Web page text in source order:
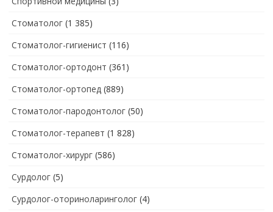
Стоматолог (1 385)
Стоматолог-гигиенист (116)
Стоматолог-ортодонт (361)
Стоматолог-ортопед (889)
Стоматолог-пародонтолог (50)
Стоматолог-терапевт (1 828)
Стоматолог-хирург (586)
Сурдолог (5)
Сурдолог-оториноларинголог (4)